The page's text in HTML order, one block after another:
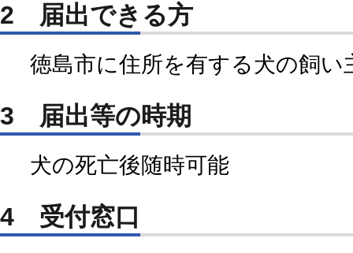
2 届出できる方
徳島市に住所を有する犬の飼い
3 届出等の時期
犬の死亡後随時可能
4 受付窓口